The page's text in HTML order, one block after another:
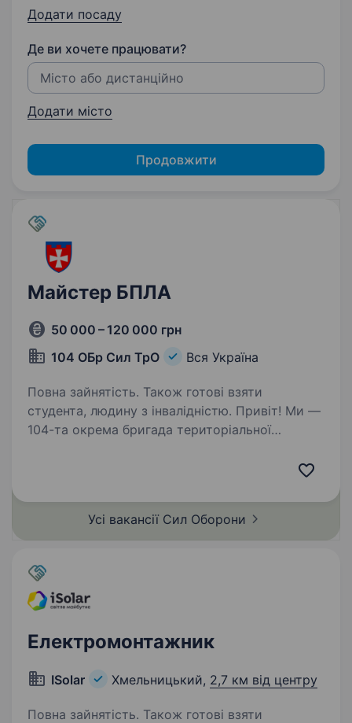
Додати посаду
Де ви хочете працювати?
Додати місто
Продовжити
Майстер БПЛА
50 000 – 120 000 грн
104 ОБр Сил ТрО
Вся Україна
Повна зайнятість. Також готові взяти
студента, людину з інвалідністю. Привіт! Ми —
104-та окрема бригада територіальної
яке гідно виконує важливу місію захисту
Усі вакансії Сил Оборони
Електромонтажник
ISolar Хмельницький, 2,7 км від центру
Повна зайнятість. Також готові взяти